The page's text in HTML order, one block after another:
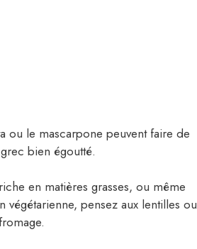
ou le mascarpone peuvent faire de
bien égoutté.
en matières grasses, ou même
pensez aux lentilles ou